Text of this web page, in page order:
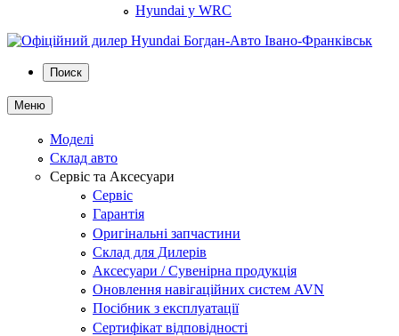
Hyundai у WRC
Поиск
Меню
Моделі
Склад авто
Сервіс та Аксесуари
Сервіс
Гарантія
Оригінальні запчастини
Склад для Дилерів
Аксесуари / Сувенірна продукція
Оновлення навігаційних систем AVN
Посібник з експлуатації
Сертифікат відповідності